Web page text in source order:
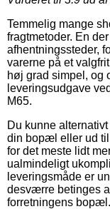
Temmelig mange
fragtmetoder. En
afhentningssteder,
varerne på et
høj grad simpel, og
leveringsudgave
M65.
Du kunne
din bopæl eller ud
for det meste lidt
ualmindeligt
leveringsmåde er
desværre betinges
forretningens bopæl.